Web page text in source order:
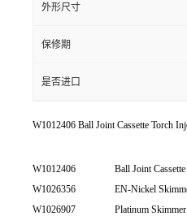
外形尺寸
保修期
是否进口
W1012406 Ball Joint Cassette Torch
W1012406
Ball Joint
W1026356
EN-Nickel
W1026907
Platinum